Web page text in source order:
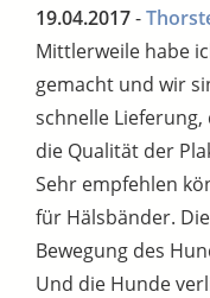
19.04.2017-
Mittlerweile habe
gemacht und wir
schnelle
die Qualität der
Sehr empfehlen
für Hälsbänder.
Bewegung des
Und die Hunde